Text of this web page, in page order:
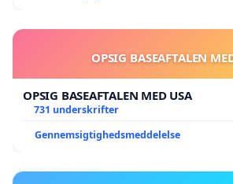
OPSIG BASEAFTALEN
OPSIG BASEAFTALEN MED USA
731 underskrifter
Gennemsigtighedsmeddelelse